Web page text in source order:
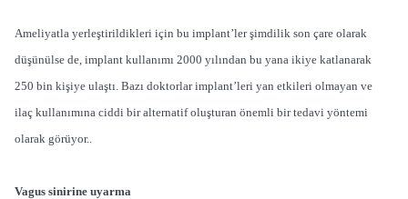
Ameliyatla yerleştirildikleri için bu implant’ler şimdilik son çare olarak
düşünülse de, implant kullanımı 2000 yılından bu yana ikiye katlanarak
250 bin kişiye ulaştı. Bazı doktorlar implant’leri yan etkileri olmayan ve
ilaç kullanımına ciddi bir alternatif oluşturan önemli bir tedavi yöntemi
olarak görüyor..
Vagus sinirine uyarma